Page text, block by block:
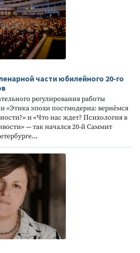
части юбилейного 20-го
регулирования работы
«Этика эпохи постмодерна: вернёмся
и «Что нас ждет? Психология в
— так начался 20-й Саммит